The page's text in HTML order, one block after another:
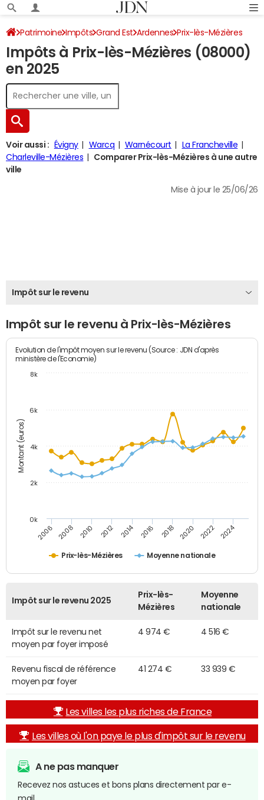
Patrimoine Impôts Grand Est Ardennes Prix-lès-Mézières
Impôt sur le revenu
Impôts à Prix-lès-Mézières (08000)
en 2025
Voir aussi : Évigny Warcq Warnécourt
La Francheville
Charleville-Mézières
Comparer Prix-lès-Mézières à une autre
ville
Mise à jour le 25/06/26
Impôt sur le revenu
Impôt sur le revenu à Prix-lès-Mézières
Montant (euros)
Evolution de l'impôt moyen sur le revenu (Source : JDN d'après
ministère de l'Economie)
Prix-lès-Mézières Moyenne nationale
2006 2008 2010 2012 2014 2016 2018 2020 2022 2024
0k
2k
4k
6k
8k
Impôt sur le revenu 2025
Prix-lès-
Mézières
Moyenne
nationale
Impôt sur le revenu net
moyen par foyer imposé
4 974 € 4 516 €
Revenu fiscal de référence
moyen par foyer
41 274 € 33 939 €
Les villes les plus riches de France
Les villes où l'on paye le plus d'impôt sur le revenu
A ne pas manquer
Recevez nos astuces et bons plans directement par e-